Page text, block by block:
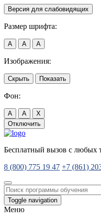
Версия для слабовидящих
Размер шрифта:
A A A
Изображения:
Скрыть Показать
Фон:
A A
X
Отключить
Бесплатный вызов с любых
8 (800) 775 19 47 +7 (861)
Toggle navigation
Меню